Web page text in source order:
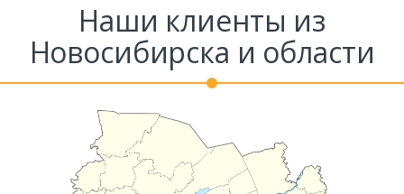
Наши клиенты из
Новосибирска и области